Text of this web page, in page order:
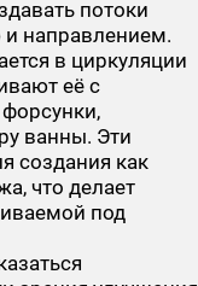
потоки
направлением.
в циркуляции
её с
ванны. Эти
создания как
что делает
под